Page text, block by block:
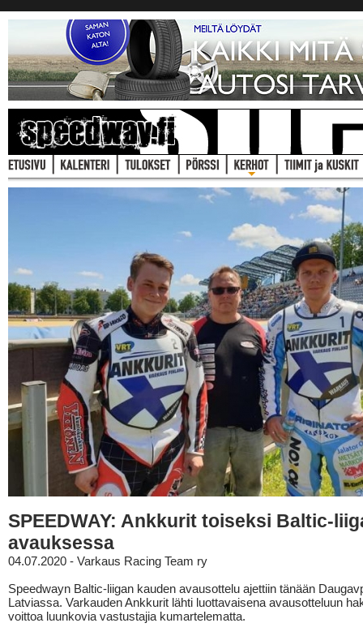
SPEEDWAY: Ankkurit toiseksi Baltic-
avauksessa
04.07.2020 - Varkaus Racing Team ry
Speedwayn Baltic-liigan kauden avausottelu ajettiin tänään
Latviassa. Varkauden Ankkurit lähti luottavaisena avausotteluun
voittoa luunkovia vastustajia kumartelematta.